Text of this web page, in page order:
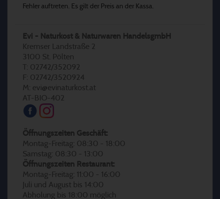
Fehler auftreten. Es gilt der Preis an der Kassa.
Evi - Naturkost & Naturwaren HandelsgmbH
Kremser Landstraße 2
3100 St. Pölten
T: 02742/352092
F: 02742/3520924
M: evi@evinaturkost.at
AT-BIO-402
Öffnungszeiten Geschäft:
Montag-Freitag: 08:30 - 18:00
Samstag: 08:30 - 13:00
Öffnungszeiten Restaurant:
Montag-Freitag: 11:00 - 16:00
Juli und August bis 14:00
Abholung bis 18:00 möglich